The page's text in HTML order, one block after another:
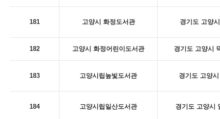
181 고양시 화정도서관 경기도 고양
182 고양시 화정어린이도서관 경기도 고양시
183 고양시립높빛도서관 경기도 고양
184 고양시립일산도서관 경기도 고양시